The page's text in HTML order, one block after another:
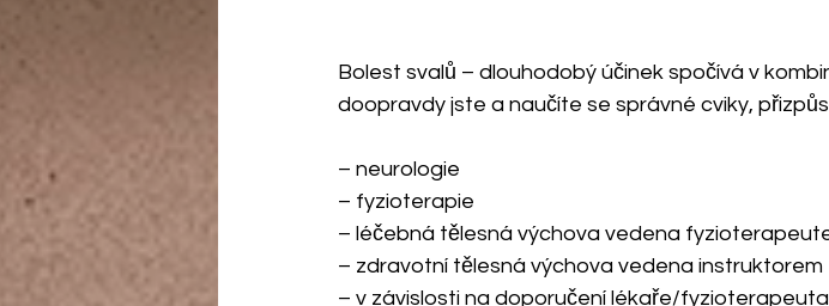
Bolest svalů – dlouhodobý účinek spočívá v
doopravdy jste a naučíte se správné cviky,
– neurologie
– fyzioterapie
– léčebná tělesná výchova vedena
– zdravotní tělesná výchova vedena instruktorem
– v závislosti na doporučení lékaře/